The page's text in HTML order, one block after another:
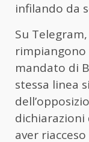
infilando da
Su
rimpiangono
mandato di
stessa linea
aver